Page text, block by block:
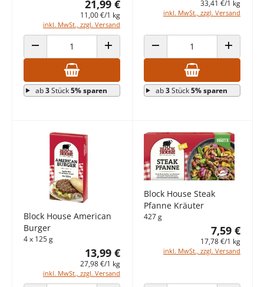
21,99 €
11,00 €/1 kg
inkl. MwSt., zzgl. Versand
ANZAHL VERRINGERN ANZAHL ERHÖHEN
ab3Stück5% sparen
33,41 €/1 kg
inkl. MwSt., zzgl. Versand
ANZAHL VERRINGERN ANZAHL
ab3Stück5% sparen
Block House American
Burger
4 x 125 g
13,99 €
27,98 €/1 kg
inkl. MwSt., zzgl. Versand
Block House Steak
Pfanne Kräuter
427 g
7,59 €
17,78 €/1 kg
inkl. MwSt., zzgl. Versand